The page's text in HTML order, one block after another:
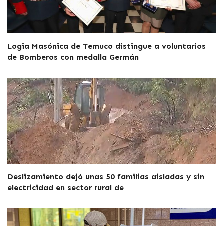
Logia Masónica de Temuco distingue a voluntarios
de Bomberos con medalla Germán
Deslizamiento dejó unas 50 familias aisladas y sin
electricidad en sector rural de